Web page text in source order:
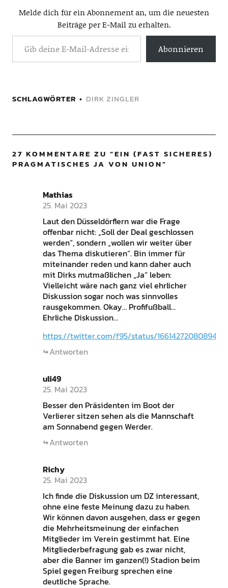
Melde dich für ein Abonnement an, um die neuesten
Beiträge per E-Mail zu erhalten.
Abonnieren
SCHLAGWÖRTER DIRK ZINGLER
27 KOMMENTARE ZU “EIN (FAST SICHERES)
PRAGMATISCHES JA VON UNION”
Mathias
25. Mai 2023
Laut den Düsseldörflern war die Frage
offenbar nicht: „Soll der Deal geschlossen
werden“, sondern „wollen wir weiter über
das Thema diskutieren“. Bin immer für
miteinander reden und kann daher auch
mit Dirks mutmaßlichen „Ja“ leben:
Vielleicht wäre nach ganz viel ehrlicher
Diskussion sogar noch was sinnvolles
rausgekommen. Okay… Profifußball…
Ehrliche Diskussion…
https://twitter.com/f95/status/
Antworten
uli49
25. Mai 2023
Besser den Präsidenten im Boot der
Verlierer sitzen sehen als die Mannschaft
am Sonnabend gegen Werder.
Antworten
Richy
25. Mai 2023
Ich finde die Diskussion um DZ interessant,
ohne eine feste Meinung dazu zu haben.
Wir können davon ausgehen, dass er gegen
die Mehrheitsmeinung der einfachen
Mitglieder im Verein gestimmt hat. Eine
Mitgliederbefragung gab es zwar nicht,
aber die Banner im ganzen(!) Stadion beim
Spiel gegen Freiburg sprechen eine
deutliche Sprache.